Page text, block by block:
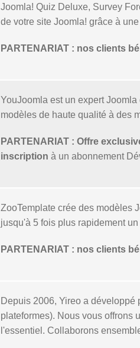
Joomla! Quiz Deluxe, Survey
de votre site Joomla! grâce à
PARTENARIAT : nos clients
YouJoomla est un expert
modèles de haute qualité à des
PARTENARIAT : Offre
inscription à un abonnement
ZooTemplate crée des modèles
jusqu'à 5 fois plus rapidement
PARTENARIAT : nos clients
Depuis 2006, Yireo a développé
plateformes). Nous vous offrons
l'essentiel. Collaborons